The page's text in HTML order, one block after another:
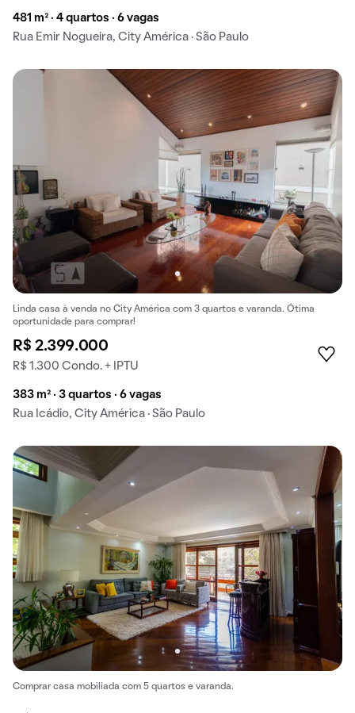
481 m² · 4 quartos · 6 vagas
Rua Emir Nogueira, City América · São Paulo
Linda casa à venda no City América com 3 quartos e varanda. Ótima
oportunidade para comprar!
R$ 2.399.000
R$ 1.300 Condo. + IPTU
383 m² · 3 quartos · 6 vagas
Rua Icádio, City América · São Paulo
Comprar casa mobiliada com 5 quartos e varanda.